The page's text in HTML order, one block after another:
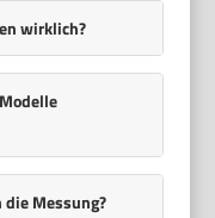
wirklich?
Messung?